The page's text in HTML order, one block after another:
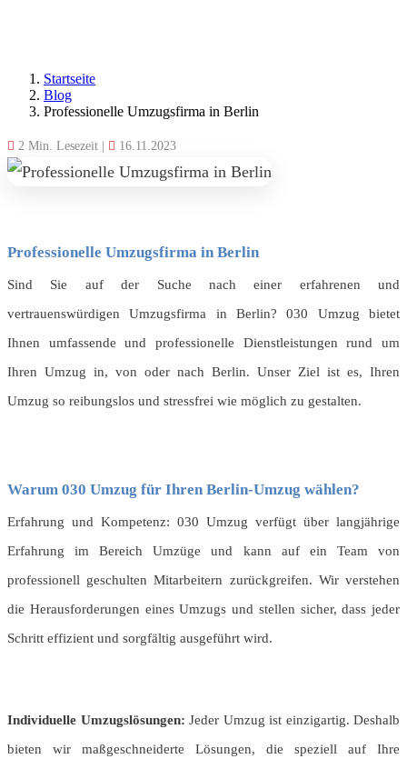
Startseite
Blog
Professionelle Umzugsfirma in Berlin
2 Min. Lesezeit | 16.11.2023
Professionelle Umzugsfirma in Berlin
Sind Sie auf der Suche nach einer erfahrenen und
vertrauenswürdigen Umzugsfirma in Berlin? 030 Umzug bietet
Ihnen umfassende und professionelle Dienstleistungen rund um
Ihren Umzug in, von oder nach Berlin. Unser Ziel ist es, Ihren
Umzug so reibungslos und stressfrei wie möglich zu gestalten.
Warum 030 Umzug für Ihren Berlin-Umzug wählen?
Erfahrung und Kompetenz: 030 Umzug verfügt über langjährige
Erfahrung im Bereich Umzüge und kann auf ein Team von
professionell geschulten Mitarbeitern zurückgreifen. Wir verstehen
die Herausforderungen eines Umzugs und stellen sicher, dass jeder
Schritt effizient und sorgfältig ausgeführt wird.
Individuelle Umzugslösungen: Jeder Umzug ist einzigartig. Deshalb
bieten wir maßgeschneiderte Lösungen, die speziell auf Ihre